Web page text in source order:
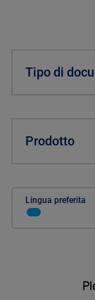
Tipo di
Prodotto
Lingua preferita